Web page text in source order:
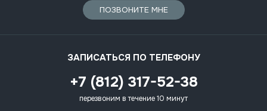
ПОЗВОНИТЕ МНЕ
ЗАПИСАТЬСЯ ПО ТЕЛЕФОНУ
+7 (812) 317-52-38
перезвоним в течение 10 минут